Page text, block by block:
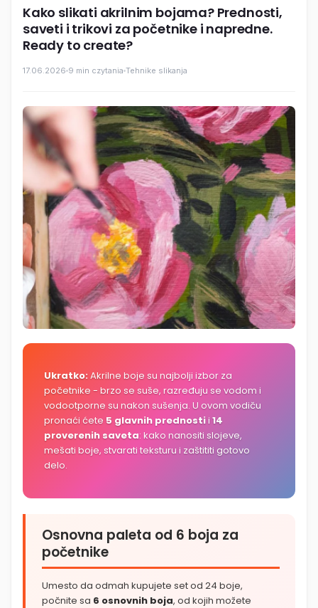
Kako slikati akrilnim bojama? Prednosti,
saveti i trikovi za početnike i napredne.
Ready to create?
17.06.2026 9 min czytania Tehnike slikanja
Ukratko: Akrilne boje su najbolji izbor za
početnike - brzo se suše, razređuju se vodom i
vodootporne su nakon sušenja. U ovom vodiču
pronaći ćete 5 glavnih prednostii 14
proverenih saveta: kako nanositi slojeve,
mešati boje, stvarati teksturu i zaštititi gotovo
delo.
Osnovna paleta od 6 boja za
početnike
Umesto da odmah kupujete set od 24 boje,
počnite sa 6 osnovnih boja, od kojih možete